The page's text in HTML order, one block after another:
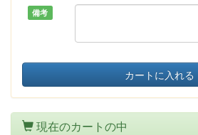
備考
カートに入れる
現在のカートの中